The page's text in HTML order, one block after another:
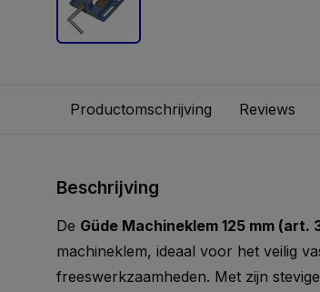
Productomschrijving Reviews
Beschrijving
De Güde Machineklem 125 mm (art.
machineklem, ideaal voor het veilig
freeswerkzaamheden. Met zijn